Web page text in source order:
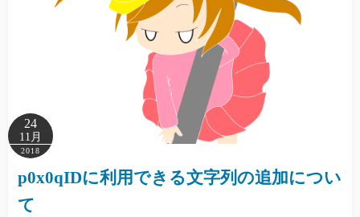
24
11月
2018
p0x0qIDに利用できる文字列の追加につい
て